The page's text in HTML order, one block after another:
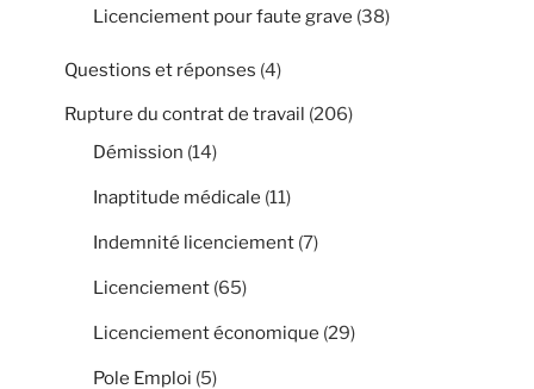
Licenciement pour faute grave (38)
Questions et réponses (4)
Rupture du contrat de travail (206)
Démission (14)
Inaptitude médicale (11)
Indemnité licenciement (7)
Licenciement (65)
Licenciement économique (29)
Pole Emploi (5)